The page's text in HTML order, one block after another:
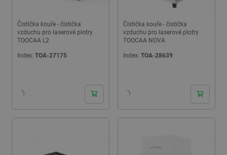
Čistička kouře - čistička
vzduchu pro laserové plotry
TOOCAA L2
Index: TOA-27175
Čistička kouře - čistička
vzduchu pro laserové plotry
TOOCAA NOVA
Index: TOA-28639